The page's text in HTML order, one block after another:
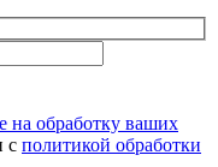
на обработку ваших
с политикой обработки